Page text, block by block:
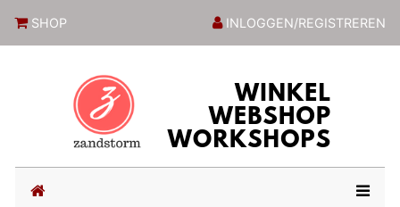
SHOP INLOGGEN/REGISTREREN
(current)